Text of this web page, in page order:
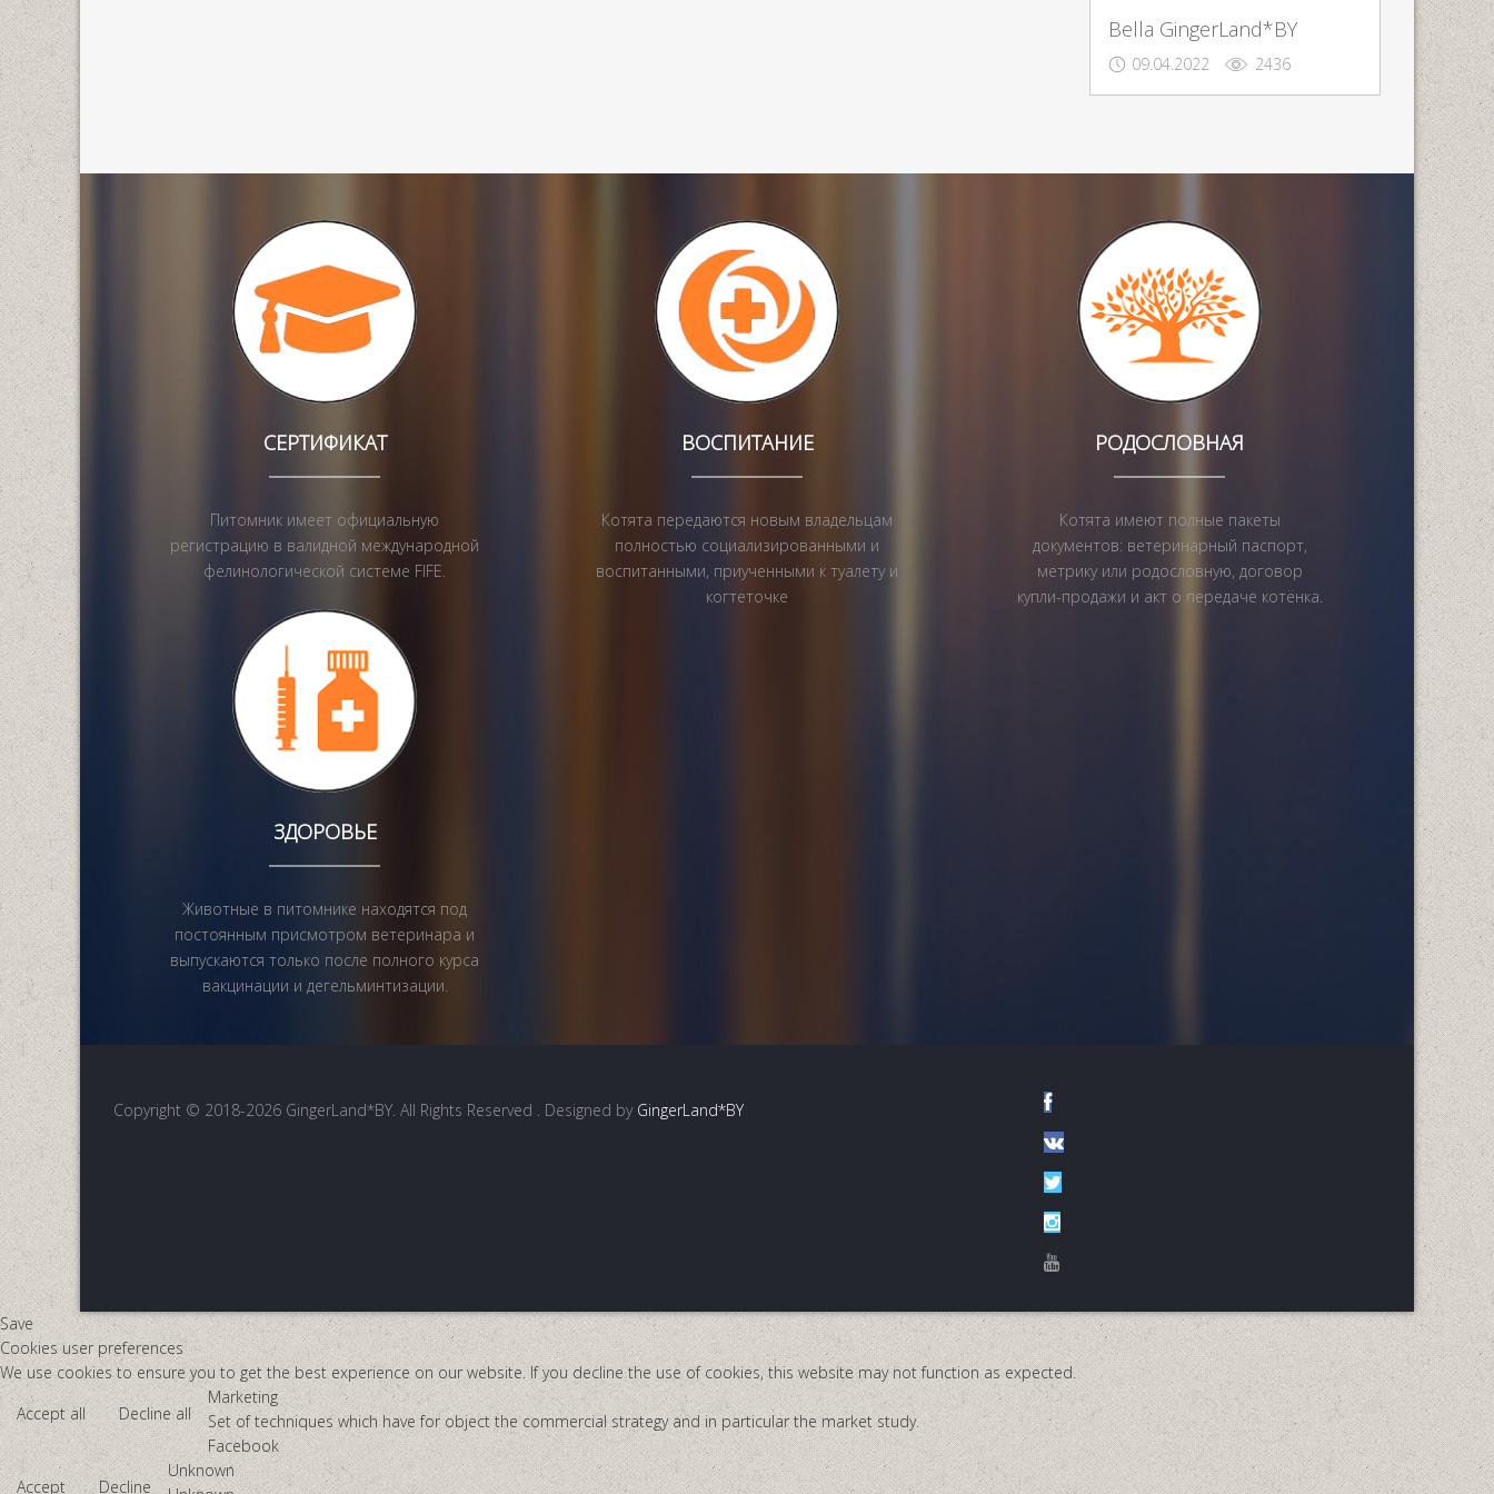
Bella GingerLand*BY
09.04.2022 2436
СЕРТИФИКАТ
Питомник имеет официальную
регистрацию в валидной международной
фелинологической системе FIFE.
ВОСПИТАНИЕ
Котята передаются новым владельцам
полностью социализированными и
воспитанными, приученными к туалету и
когтеточке
РОДОСЛОВНАЯ
Котята имеют полные пакеты
документов: ветеринарный паспорт,
метрику или родословную, договор
купли-продажи и акт о передаче котёнка.
ЗДОРОВЬЕ
Животные в питомнике находятся под
постоянным присмотром ветеринара и
выпускаются только после полного курса
вакцинации и дегельминтизации.
Copyright © 2018-2026 GingerLand*BY. All Rights Reserved . Designed by GingerLand*BY
Save
Cookies user preferences
We use cookies to ensure you to get the best experience on our website. If you decline the use of cookies, this website may not function as expected.
Accept all
Decline all
Marketing
Set of techniques which have for object the commercial strategy and in particular the market study.
Facebook
Accept
Decline
Unknown